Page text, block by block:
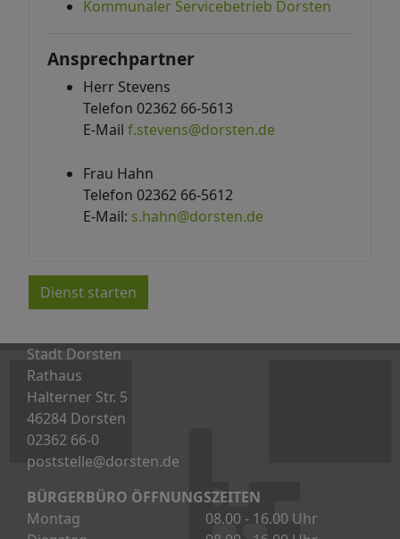
Kommunaler Servicebetrieb Dorsten
Ansprechpartner
Herr Stevens
Telefon 02362 66-5613
E-Mail f.stevens@dorsten.de
Frau Hahn
Telefon 02362 66-5612
E-Mail: s.hahn@dorsten.de
Dienst starten